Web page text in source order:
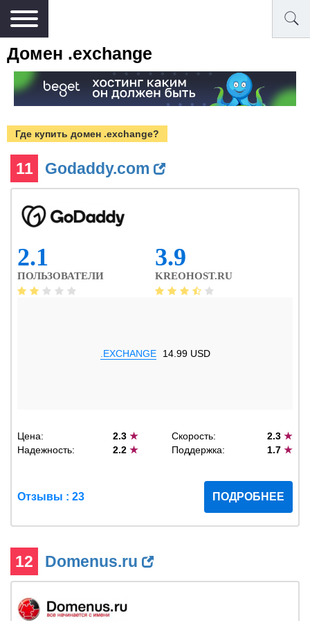
Домен .exchange
Где купить домен .exchange?
11 Godaddy.com
2.1
ПОЛЬЗОВАТЕЛИ
3.9
KREOHOST.RU
.EXCHANGE 14.99 USD
Цена: 2.3★ Скорость: 2.3 ★
Надежность:
2.2★ Поддержка: 1.7 ★
Отзывы : 23 ПОДРОБНЕЕ
12 Domenus.ru